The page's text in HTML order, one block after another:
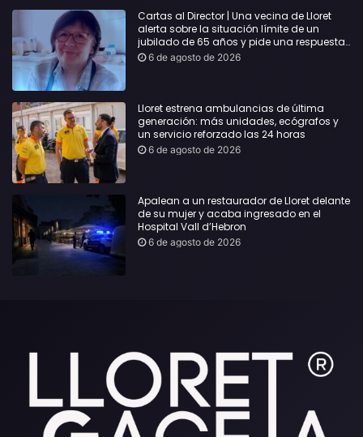
Cartas al Director | Una vecina de Lloret
alerta sobre la situación límite de un
jubilado de 65 años y pide una respuesta
urgente
6 de agosto de 2026
Lloret estrena ambulancias de última
generación: más unidades, ecógrafos y
un servicio reforzado las 24 horas
6 de agosto de 2026
Apalean a un restaurador de Lloret delante
de su mujer y acaba ingresado en el
Hospital Vall d’Hebron
6 de agosto de 2026